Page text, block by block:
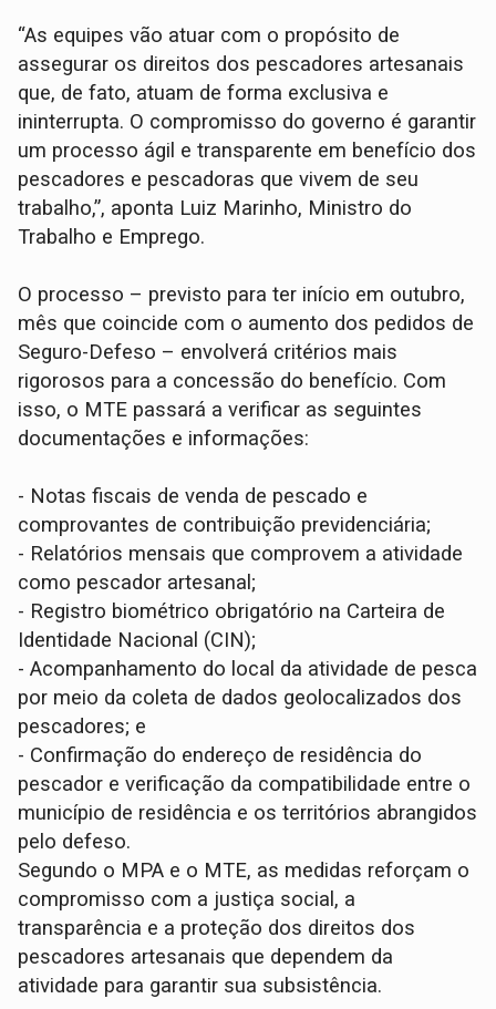
“As equipes vão atuar com o propósito de
assegurar os direitos dos pescadores artesanais
que, de fato, atuam de forma exclusiva e
ininterrupta. O compromisso do governo é garantir
um processo ágil e transparente em benefício dos
pescadores e pescadoras que vivem de seu
trabalho,”, aponta Luiz Marinho, Ministro do
Trabalho e Emprego.
O processo – previsto para ter início em outubro,
mês que coincide com o aumento dos pedidos de
Seguro-Defeso – envolverá critérios mais
rigorosos para a concessão do benefício. Com
isso, o MTE passará a verificar as seguintes
documentações e informações:
- Notas fiscais de venda de pescado e
comprovantes de contribuição previdenciária;
- Relatórios mensais que comprovem a atividade
como pescador artesanal;
- Registro biométrico obrigatório na Carteira de
Identidade Nacional (CIN);
- Acompanhamento do local da atividade de pesca
por meio da coleta de dados geolocalizados dos
pescadores; e
- Confirmação do endereço de residência do
pescador e verificação da compatibilidade entre o
município de residência e os territórios abrangidos
pelo defeso.
Segundo o MPA e o MTE, as medidas reforçam o
compromisso com a justiça social, a
transparência e a proteção dos direitos dos
pescadores artesanais que dependem da
atividade para garantir sua subsistência.